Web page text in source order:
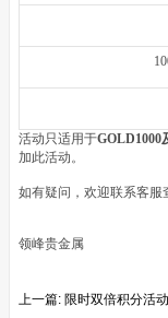
活动只适用于GOLD1000
加此活动。
如有疑问，欢迎联系客服
领峰贵金属
上一篇: 限时双倍积分活动